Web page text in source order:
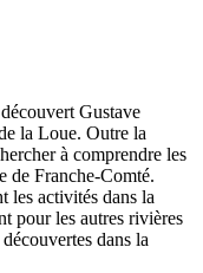
Gustave
la Loue. Outre la
à comprendre les
de Franche-Comté.
les activités dans la
pour les autres rivières
dans la